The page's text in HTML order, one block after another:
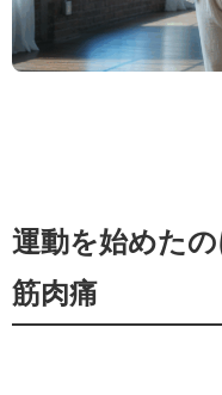
運動を始めた
筋肉痛